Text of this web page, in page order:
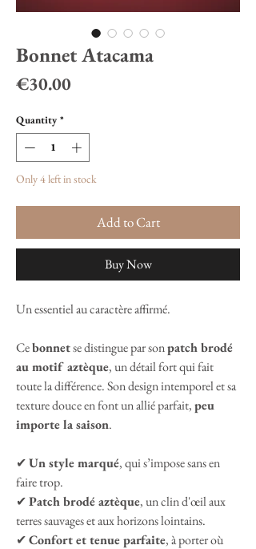
Bonnet Atacama
€30.00
Quantity *
Only 4 left in stock
Add to Cart
Buy Now
Un essentiel au caractère affirmé.
Cebonnetse distingue par sonpatch brodé
au motif aztèque, un détail fort qui fait
toute la différence. Son design intemporel et sa
texture douce en font un allié parfait,peu
importe la saison.
✔Un style marqué, qui s’impose sans en
faire trop.
✔Patch brodé aztèque, un clin d'œil aux
terres sauvages et aux horizons lointains.
✔Confort et tenue parfaite, à porter où